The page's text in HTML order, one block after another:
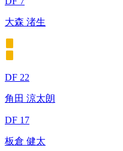
大森 渚生
DF 22
角田 涼太朗
DF 17
板倉 健太